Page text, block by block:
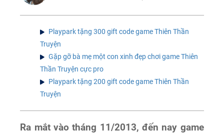
Playpark tặng 300 gift code game Thiên Thần
Truyện
Gặp gỡ bà mẹ một con xinh đẹp chơi game Thiên
Thần Truyện cực pro
Playpark tặng 200 gift code game Thiên Thần
Truyện
Ra mắt vào tháng 11/2013, đến nay game